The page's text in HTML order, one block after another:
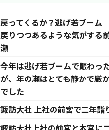
戻ってくるか？逃げ若ブー
戻りつつあるような気がする
瀬
今年は逃げ若ブームで賑わっ
が、年の瀬はとても静かで厳
でした
諏訪大社 上社の前宮で二年詣
諏訪大社上社の前宮と本宮に